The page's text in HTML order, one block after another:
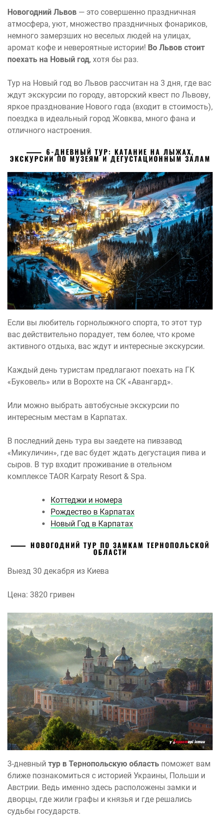
Новогодний Львов — это совершенно праздничная
атмосфера, уют, множество праздничных фонариков,
немного замерзших но веселых людей на улицах,
аромат кофе и невероятные истории! Во Львов стоит
поехать на Новый год, хотя бы раз.
Тур на Новый год во Львов рассчитан на 3 дня, где вас
ждут экскурсии по городу, авторский квест по Львову,
яркое празднование Нового года (входит в стоимость),
поездка в идеальный город Жовква, много фана и
отличного настроения.
6-ДНЕВНЫЙ ТУР: КАТАНИЕ НА ЛЫЖАХ,
ЭКСКУРСИИ ПО МУЗЕЯМ И ДЕГУСТАЦИОННЫМ ЗАЛАМ
Если вы любитель горнолыжного спорта, то этот тур
вас действительно порадует, тем более, что кроме
активного отдыха, вас ждут и интересные экскурсии.
Каждый день туристам предлагают поехать на ГК
«Буковель» или в Ворохте на СК «Авангард».
Или можно выбрать автобусные экскурсии по
интересным местам в Карпатах.
В последний день тура вы заедете на пивзавод
«Микуличин», где вас будет ждать дегустация пива и
сыров. В тур входит проживание в отельном
комплексе TAOR Karpaty Resort & Spa.
Коттеджи и номера
Рождество в Карпатах
Новый Год в Карпатах
НОВОГОДНИЙ ТУР ПО ЗАМКАМ ТЕРНОПОЛЬСКОЙ
ОБЛАСТИ
Выезд 30 декабря из Киева
Цена: 3820 гривен
3-дневный тур в Тернопольскую область поможет вам
ближе познакомиться с историей Украины, Польши и
Австрии. Ведь именно здесь расположены замки и
дворцы, где жили графы и князья и где решались
судьбы государств.